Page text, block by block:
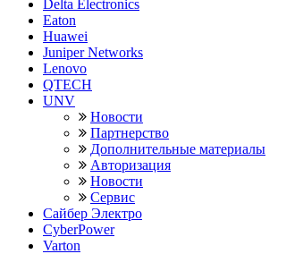
Delta Electronics
Eaton
Huawei
Juniper Networks
Lenovo
QTECH
UNV
Новости
Партнерство
Дополнительные материалы
Авторизация
Новости
Сервис
Сайбер Электро
CyberPower
Varton